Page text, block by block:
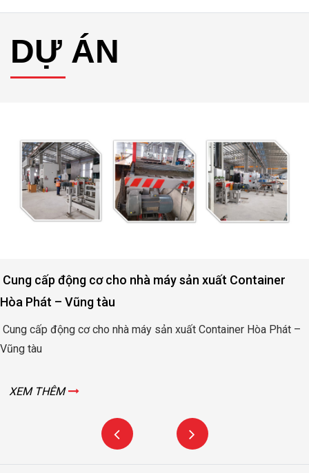
DỰ ÁN
Động cơ nâng hạ cửa đập thủy lợi Rào Nam – Quảng
Bình
Động cơ nâng hạ cửa đập thủy lợi Rào Nam – Quảng Bình